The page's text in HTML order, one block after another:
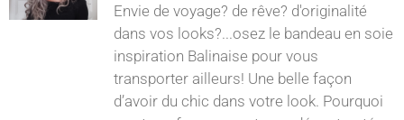
Envie de voyage? de rêve? d'originalité
dans vos looks?...osez le bandeau en soie
inspiration Balinaise pour vous
transporter ailleurs! Une belle façon
d’avoir du chic dans votre look. Pourquoi